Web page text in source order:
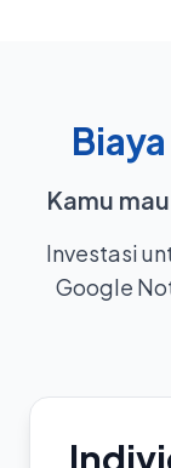
Kamu
Investasi
Google